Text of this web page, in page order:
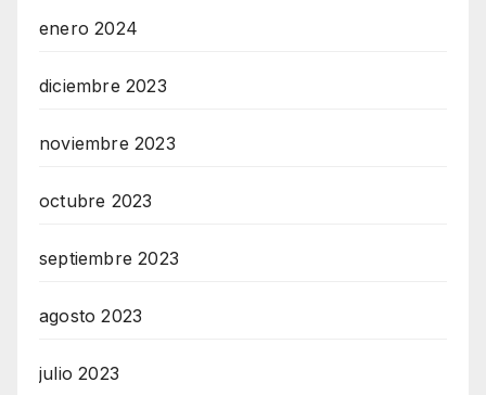
enero 2024
diciembre 2023
noviembre 2023
octubre 2023
septiembre 2023
agosto 2023
julio 2023